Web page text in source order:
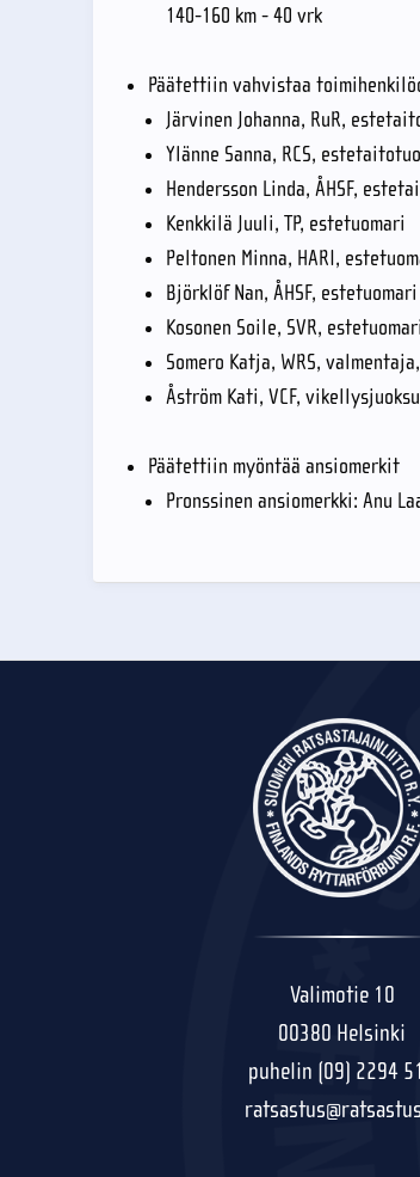
140-160 km - 40 vrk
Päätettiin vahvistaa
Järvinen Johanna, RuR,
Ylänne Sanna, RCS,
Hendersson Linda, ÅHSF,
Kenkkilä Juuli, TP, estetuomari
Peltonen Minna, HARI,
Björklöf Nan, ÅHSF, estetuomari
Kosonen Soile, SVR,
Somero Katja, WRS,
Åström Kati, VCF,
Päätettiin myöntää ansiomerkit
Pronssinen ansiomerkki: Anu
Valimotie 10
00380 Helsinki
puhelin (09) 2294